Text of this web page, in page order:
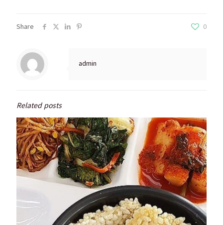
Share 0
admin
Related posts